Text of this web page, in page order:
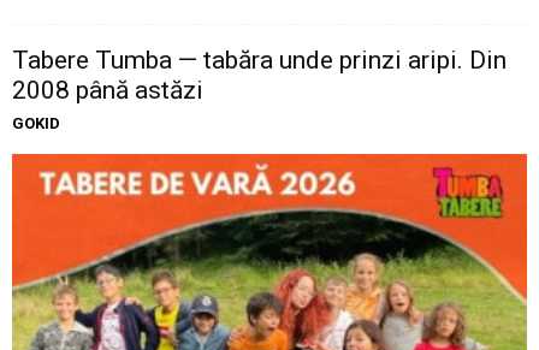
Tabere Tumba — tabăra unde prinzi aripi. Din
2008 până astăzi
GOKID